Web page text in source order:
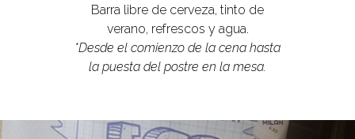
Barra libre de cerveza, tinto de
verano, refrescos y agua.
*Desde el comienzo de la cena hasta
la puesta del postre en la mesa.